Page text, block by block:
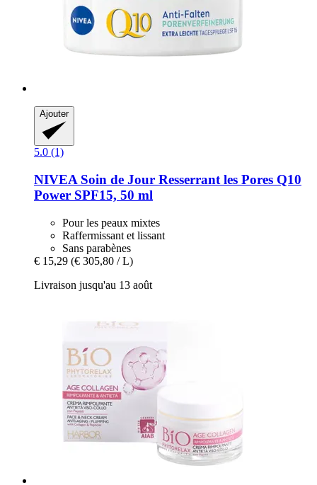
Ajouter
5.0 (1)
NIVEA Soin de Jour Resserrant les Pores Q10
Power SPF15, 50 ml
Pour les peaux mixtes
Raffermissant et lissant
Sans parabènes
€ 15,29 (€ 305,80 / L)
Livraison jusqu'au 13 août